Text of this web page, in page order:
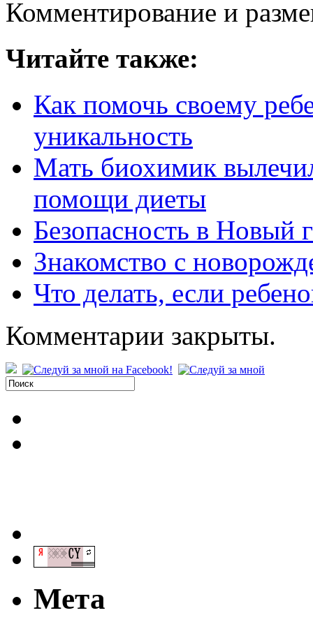
Комментирование и
Читайте также:
Как помочь своему
уникальность
Мать биохимик
помощи диеты
Безопасность в Новый
Знакомство с
Что делать, если
Комментарии закрыты.
Мета